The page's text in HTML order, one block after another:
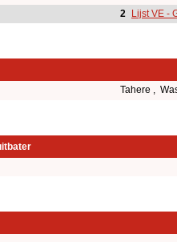
2 Lijst VE -
Tahere ,